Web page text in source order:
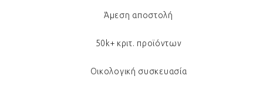
Άμεση αποστολή
50k+ κριτ. προϊόντων
Οικολογική συσκευασία